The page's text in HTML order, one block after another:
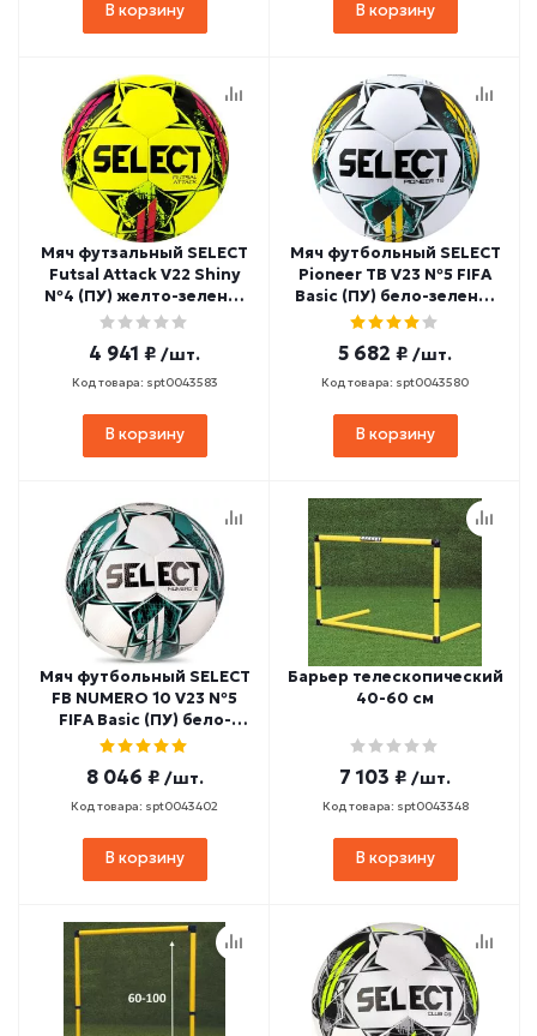
В корзину В корзину
Мяч футзальный SELECT
Futsal Attack V22 Shiny
№4 (ПУ) желто-зелено-
розовый
4 941 ₽ /шт.
Код товара: spt0043583
В корзину
Мяч футбольный SELECT
Pioneer TB V23 №5 FIFA
Basic (ПУ) бело-зелено-
желтый
5 682 ₽ /шт.
Код товара: spt0043580
В корзину
Мяч футбольный SELECT
FB NUMERO 10 V23 №5
FIFA Basic (ПУ) бело-
бирюзовый
8 046 ₽ /шт.
Код товара: spt0043402
В корзину
Барьер телескопический
40-60 см
7 103 ₽ /шт.
Код товара: spt0043348
В корзину